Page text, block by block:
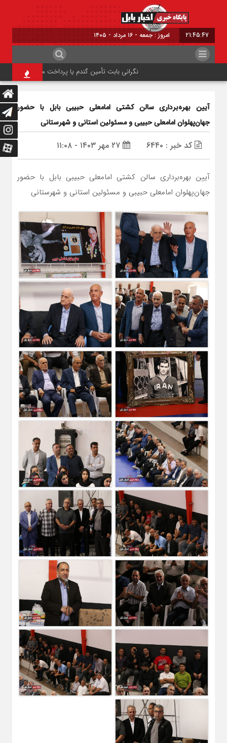
21:45:48 برابر با : Friday - 7 August - 2026
نگرانی بابت تأمین گندم یا پرداخت مطالبات وجود ندارد
آیین بهره‌برداری سالن کشتی امامعلی حبیبی بابل با حضور
جهان‌پهلوان امامعلی حبیبی و مسئولین استانی و شهرستانی
کد خبر : ۶۴۴۰
آیین بهره‌برداری سالن کشتی امامعلی حبیبی بابل با حضور
جهان‌پهلوان امامعلی حبیبی و مسئولین استانی و شهرستانی